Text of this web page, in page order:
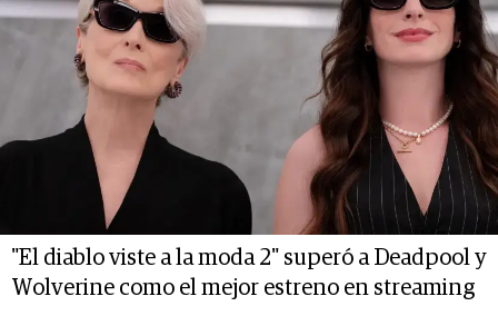
"El diablo viste a la moda 2" superó a Deadpool y
Wolverine como el mejor estreno en streaming